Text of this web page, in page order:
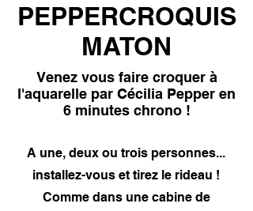
PEPPERCROQUIS
MATON
Venez vous faire croquer à
l'aquarelle par Cécilia Pepper en
6 minutes chrono !
A une, deux ou trois personnes...
installez-vous et tirez le rideau !
Comme dans une cabine de